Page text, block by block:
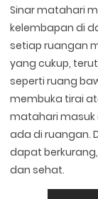
Sinar matahari
kelembapan di
setiap ruangan
yang cukup,
seperti ruang
membuka tirai
matahari masuk
ada di ruangan.
dapat
dan sehat.